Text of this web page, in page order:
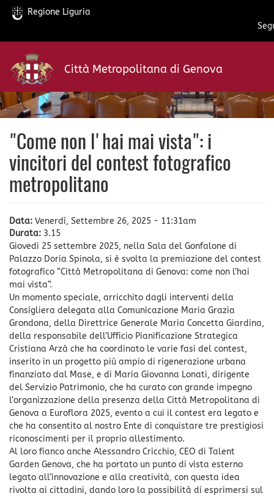
Salta
contenuto
principale
Regione Liguria
Città Metropolitana di Genova
"Come non l'hai mai vista": i
vincitori del contest fotografico
metropolitano
Data: Venerdì, Settembre 26, 2025 - 11:31am
Durata: 3.15
Giovedi 25 settembre 2025, nella Sala del Gonfalone di
Palazzo Doria Spinola, si è svolta la premiazione del contest
fotografico “Città Metropolitana di Genova: come non l’hai
mai vista”.
Un momento speciale, arricchito dagli interventi della
Consigliera delegata alla Comunicazione Maria Grazia
Grondona, della Direttrice Generale Maria Concetta Giardina,
della responsabile dell’Ufficio Pianificazione Strategica
Cristiana Arzà che ha coordinato le varie fasi del contest,
inserito in un progetto più ampio di rigenerazione urbana
finanziato dal Mase, e di Maria Giovanna Lonati, dirigente
del Servizio Patrimonio, che ha curato con grande impegno
l’organizzazione della presenza della Città Metropolitana di
Genova a Euroflora 2025, evento a cui il contest era legato e
che ha consentito al nostro Ente di conquistare tre prestigiosi
riconoscimenti per il proprio allestimento.
Al loro fianco anche Alessandro Cricchio, CEO di Talent
Garden Genova, che ha portato un punto di vista esterno
legato all’innovazione e alla creatività, con questa idea
rivolta ai cittadini, dando loro la possibilità di esprimersi sul